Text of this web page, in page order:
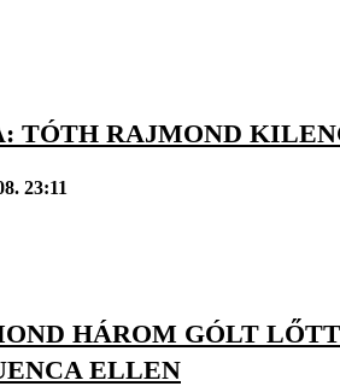
TÓTH RAJMOND
23:11
HÁROM GÓLT
ELLEN